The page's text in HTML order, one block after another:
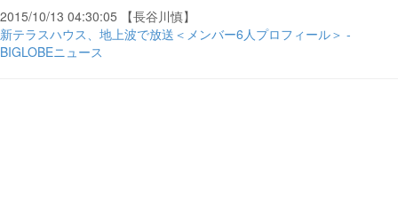
2015/10/13 04:30:05 【長谷川慎】
新テラスハウス、地上波で放送＜メンバー6人プロフィール＞ -
BIGLOBEニュース